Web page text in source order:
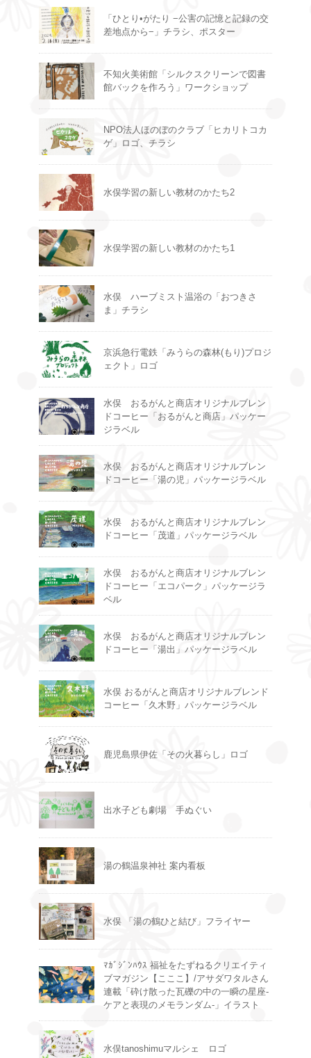
「ひとり•がたり −公害の記憶と記録の交
差地点から−」チラシ、ポスター
不知火美術館「シルクスクリーンで図書
館バックを作ろう」ワークショップ
NPO法人ほのぼのクラブ「ヒカリトコカ
ゲ」ロゴ、チラシ
水俣学習の新しい教材のかたち2
水俣学習の新しい教材のかたち1
水俣 ハーブミスト温浴の「おつきさ
ま」チラシ
京浜急行電鉄「みうらの森林(もり)プロジ
ェクト」ロゴ
水俣 おるがんと商店オリジナルブレン
ドコーヒー「おるがんと商店」パッケー
ジラベル
水俣 おるがんと商店オリジナルブレン
ドコーヒー「湯の児」パッケージラベル
水俣 おるがんと商店オリジナルブレン
ドコーヒー「茂道」パッケージラベル
水俣 おるがんと商店オリジナルブレン
ドコーヒー「エコパーク」パッケージラ
ベル
水俣 おるがんと商店オリジナルブレン
ドコーヒー「湯出」パッケージラベル
水俣 おるがんと商店オリジナルブレンド
コーヒー「久木野」パッケージラベル
鹿児島県伊佐「その火暮らし」ロゴ
出水子ども劇場 手ぬぐい
湯の鶴温泉神社 案内看板
水俣 「湯の鶴ひと結び」フライヤー
ﾏｶﾞｼﾞﾝﾊｳｽ 福祉をたずねるクリエイティ
ブマガジン【こここ】/アサダワタルさん
連載「砕け散った瓦礫の中の一瞬の星座-
ケアと表現のメモランダム-」イラスト
水俣tanoshimuマルシェ ロゴ